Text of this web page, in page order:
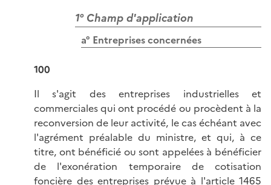
1° Champ d'application
a° Entreprises concernées
100
Il s'agit des entreprises industrielles et
commerciales qui ont procédé ou procèdent à la
reconversion de leur activité, le cas échéant avec
l'agrément préalable du ministre, et qui, à ce
titre, ont bénéficié ou sont appelées à bénéficier
de l'exonération temporaire de cotisation
foncière des entreprises prévue à l'article 1465